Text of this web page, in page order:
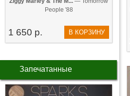
People '88
1 650 р. В КОРЗИНУ
Запечатанные